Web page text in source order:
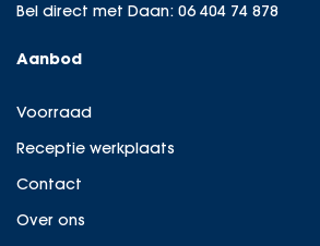
Bel direct met Daan: 06 404 74 878
Aanbod
Voorraad
Receptie werkplaats
Contact
Over ons